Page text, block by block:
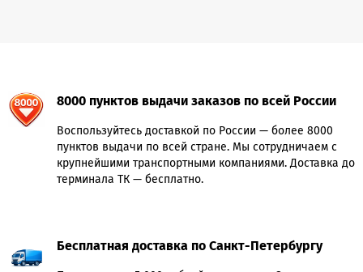
8000 пунктов выдачи заказов по всей России
Воспользуйтесь доставкой по России — более 8000
пунктов выдачи по всей стране. Мы сотрудничаем с
крупнейшими транспортными компаниями. Доставка до
терминала ТК — бесплатно.
Бесплатная доставка по Санкт-Петербургу